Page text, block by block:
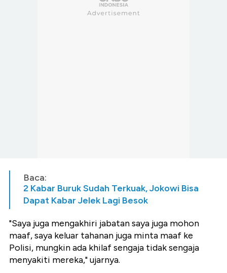
Baca:
2 Kabar Buruk Sudah Terkuak, Jokowi Bisa
Dapat Kabar Jelek Lagi Besok
"Saya juga mengakhiri jabatan saya juga mohon
maaf, saya keluar tahanan juga minta maaf ke
Polisi, mungkin ada khilaf sengaja tidak sengaja
menyakiti mereka," ujarnya.